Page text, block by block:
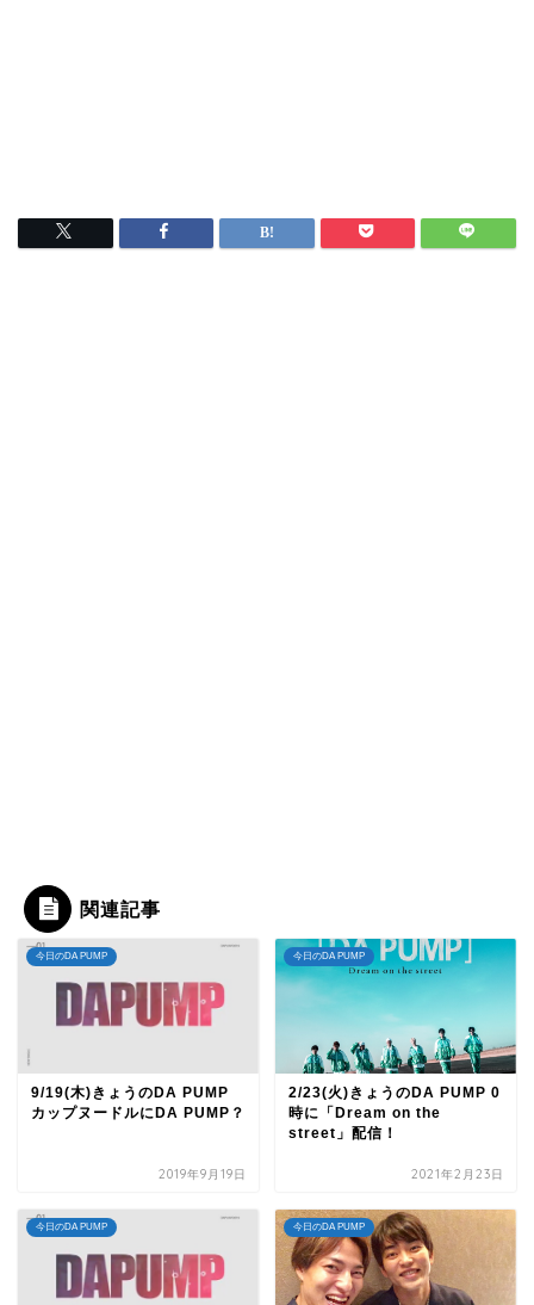
関連記事
今日のDA PUMP
9/19(木)きょうのDA PUMP
カップヌードルにDA PUMP？
2019年9月19日
今日のDA PUMP
2/23(火)きょうのDA PUMP 0
時に「Dream on the
street」配信！
2021年2月23日
今日のDA PUMP 今日のDA PUMP